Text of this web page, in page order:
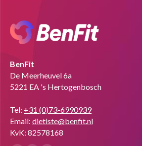
BenFit
De Meerheuvel 6a
5221 EA 's Hertogenbosch
Tel: +31 (0)73-6990939
Email: dietiste@benfit.nl
KvK: 82578168